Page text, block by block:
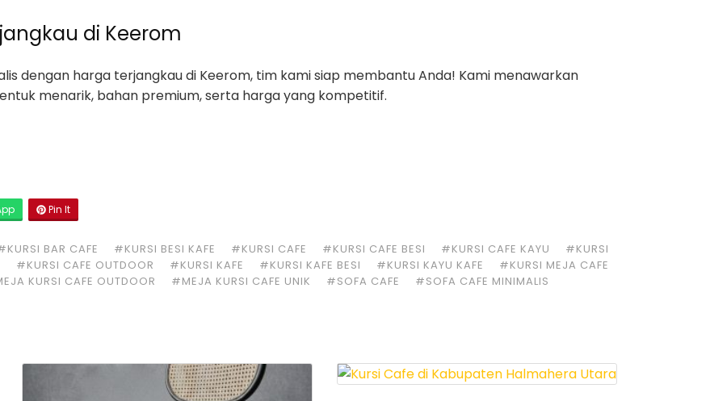
di Keerom
dengan harga terjangkau di Keerom, tim kami siap membantu Anda! Kami menawarkan
menarik, bahan premium, serta harga yang kompetitif.
Pin It
BAR CAFE #KURSI BESI KAFE #KURSI CAFE #KURSI CAFE BESI #KURSI CAFE KAYU
#KURSI
#KURSI CAFE OUTDOOR #KURSI KAFE #KURSI KAFE BESI #KURSI KAYU KAFE
#KURSI MEJA CAFE
KURSI CAFE OUTDOOR #MEJA KURSI CAFE UNIK #SOFA CAFE #SOFA CAFE MINIMALIS